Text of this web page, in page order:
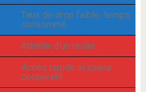
Taux de drop faible, temps
consommé.
Attente d’un raider
Accès rapide si joueur
coopératif.